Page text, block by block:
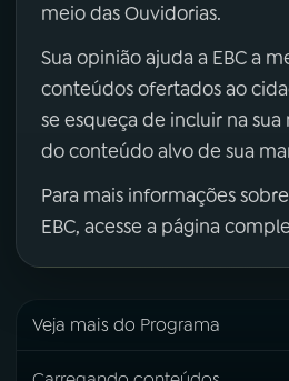
meio das Ouvidorias.
Sua opinião ajuda a EBC a
conteúdos ofertados ao
se esqueça de incluir na
do conteúdo alvo de sua
Para mais informações
EBC, acesse a página
Veja mais do Programa